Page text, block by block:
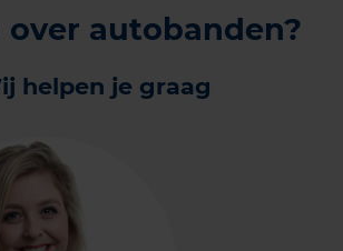
over autobanden?
helpen je graag